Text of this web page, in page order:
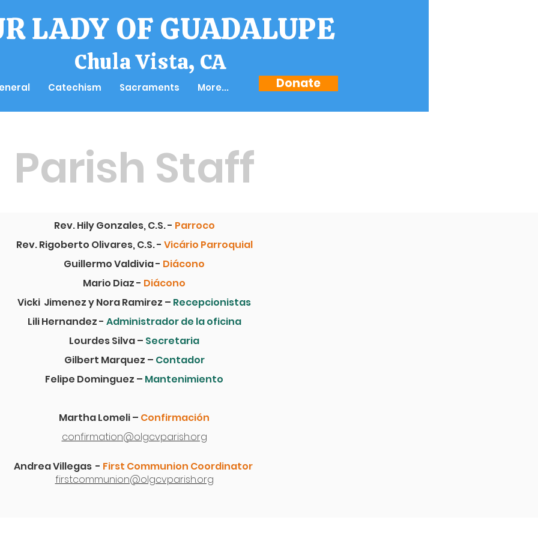
LADY OF GUADALUPE
Chula Vista, CA
Catechism Sacraments More... Donate
Parish Staff
Rev. Hily Gonzales, C.S. - Parroco
Rev. Rigoberto Olivares, C.S. - Vicário Parroquial
Guillermo Valdivia - Diácono
Mario Diaz - Diácono
Vicki Jimenez y Nora Ramirez – Recepcionistas
Lili Hernandez - Administrador de la oficina
Lourdes Silva – Secretaria
Gilbert Marquez – Contador
Felipe Dominguez – Mantenimiento
Martha Lomeli – Confirmación
confirmation@olgcvparish.org
Andrea Villegas - First Communion Coordinator
firstcommunion@olgcvparish.org